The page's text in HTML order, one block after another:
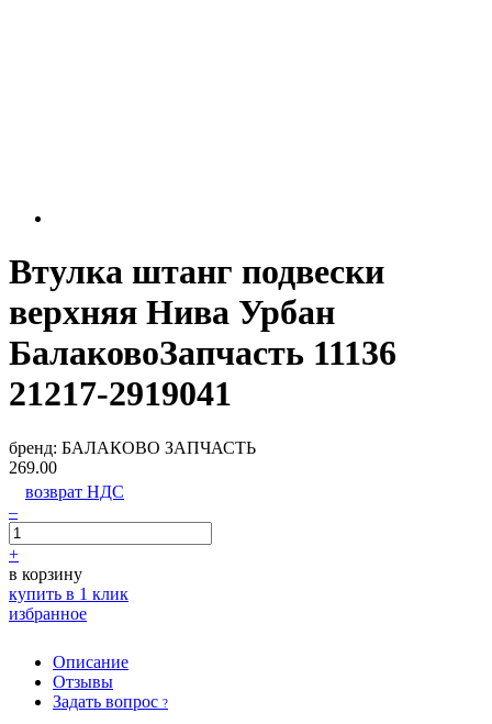
Втулка штанг подвески
верхняя Нива Урбан
БалаковоЗапчасть 11136
21217-2919041
бренд: БАЛАКОВО ЗАПЧАСТЬ
269.00
возврат НДС
–
+
в корзину
купить в 1 клик
избранное
Описание
Отзывы
Задать вопрос ?